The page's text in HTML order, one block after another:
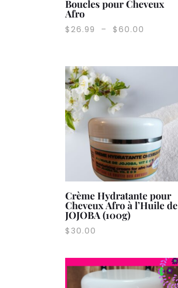
Boucles pour Cheveux
Afro
$26.99 – $60.00
$26.99
Crème Hydratante pour
Cheveux Afro à l’Huile de
JOJOBA (100g)
$30.00